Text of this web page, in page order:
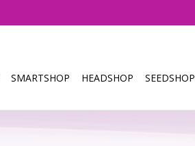
SMARTSHOP HEADSHOP SEEDSHOP